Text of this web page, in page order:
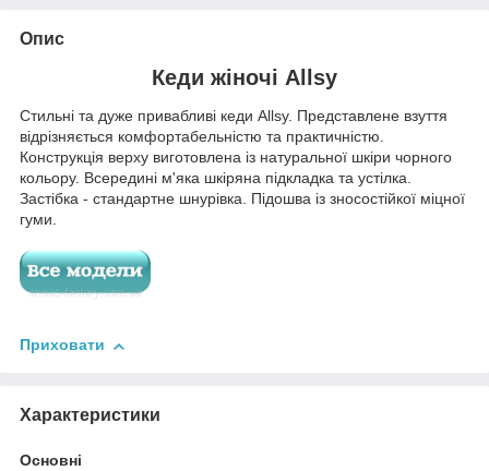
Опис
Кеди жіночі Allsy
Стильні та дуже привабливі кеди Allsy. Представлене взуття
відрізняється комфортабельністю та практичністю.
Конструкція верху виготовлена ​​із натуральної шкіри чорного
кольору. Всередині м'яка шкіряна підкладка та устілка.
Застібка - стандартне шнурівка. Підошва із зносостійкої міцної
гуми.
Приховати
Характеристики
Основні